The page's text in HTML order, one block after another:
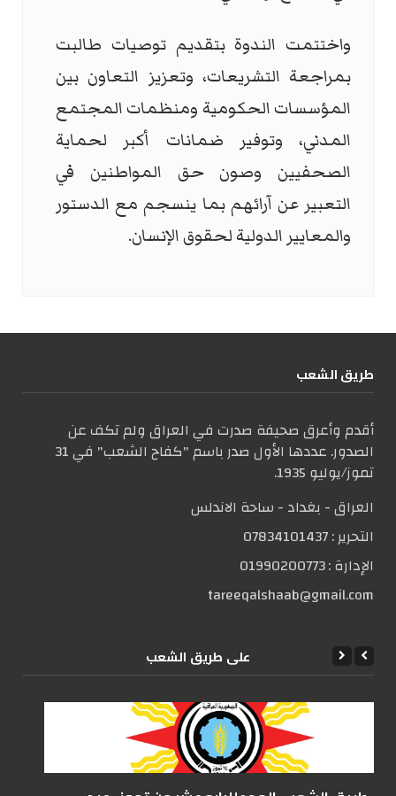
واختتمت الندوة بتقديم توصيات طالبت
بمراجعة التشريعات، وتعزيز التعاون بين
المؤسسات الحكومية ومنظمات المجتمع
المدني، وتوفير ضمانات أكبر لحماية
الصحفيين وصون حق المواطنين في
التعبير عن آرائهم بما ينسجم مع الدستور
والمعايير الدولية لحقوق الإنسان.
طریق الشعب
أقدم وأعرق صحيفة صدرت في العراق ولم تكف عن
الصدور. عددها الأول صدر باسم "كفاح الشعب" في 31
تموز/يوليو 1935.
العراق - بغداد - ساحة الاندلس
التحریر :07834101437
الإدارة :01990200773
tareeqalshaab@gmail.com
علی طریق الشعب